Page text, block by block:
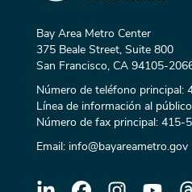
Bay Area Metro Center
375 Beale Street, Suite 800
San Francisco, CA 94105-
Número de teléfono principal:
Línea de información al
Número de fax principal: 415-
Email: info@bayareametro.gov